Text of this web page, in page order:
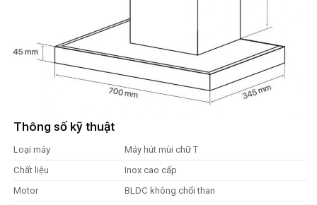
Thông số kỹ thuật
Loại máy
Máy hút mùi chữ T
Chất liệu
Inox cao cấp
Motor
BLDC không chổi than